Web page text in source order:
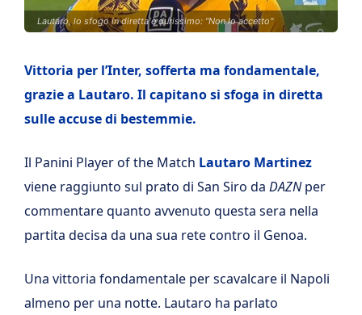
Lautaro, lo sfogo in diretta è durissimo: "Non lo accetto"
Vittoria per l’Inter, sofferta ma fondamentale,
grazie a Lautaro. Il capitano si sfoga in diretta
sulle accuse di bestemmie.
Il Panini Player of the Match Lautaro Martinez
viene raggiunto sul prato di San Siro da DAZNper
commentare quanto avvenuto questa sera nella
partita decisa da una sua rete contro il Genoa.
Una vittoria fondamentale per scavalcare il Napoli
almeno per una notte. Lautaro ha parlato